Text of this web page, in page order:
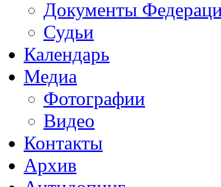
Документы
Судьи
Календарь
Медиа
Фотографии
Видео
Контакты
Архив